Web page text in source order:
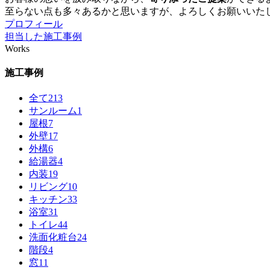
至らない点も多々あるかと思いますが、よろしくお願いいた
プロフィール
担当した施工事例
Works
施工事例
全て213
サンルーム1
屋根7
外壁17
外構6
給湯器4
内装19
リビング10
キッチン33
浴室31
トイレ44
洗面化粧台24
階段4
窓11